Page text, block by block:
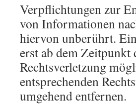
Verpflichtungen zur
von Informationen
hiervon unberührt.
erst ab dem
Rechtsverletzung
entsprechenden
umgehend entfernen.